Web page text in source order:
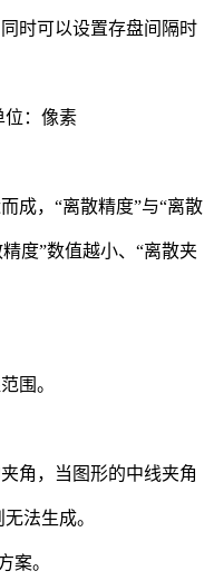
同时可以设置存盘间隔时
位：像素
成，“离散精度”与“离散
度”数值越小、“离散夹
围。
角，当图形的中线夹角
法生成。
案。